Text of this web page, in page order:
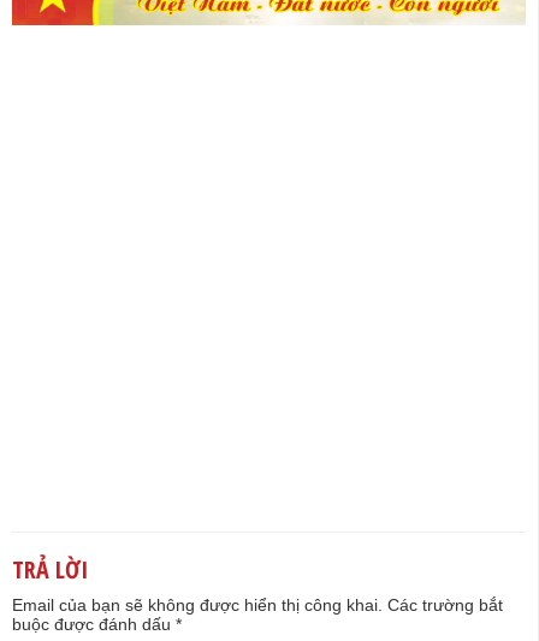
TRẢ LỜI
Email của bạn sẽ không được hiển thị công khai. Các trường bắt
buộc được đánh dấu *